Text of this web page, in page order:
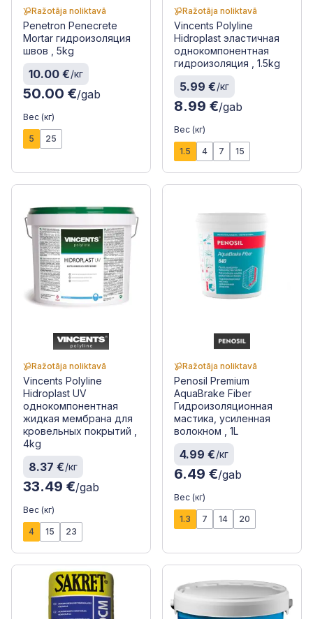
Ražotāja noliktavā
Penetron Penecrete
Mortar гидроизоляция
швов , 5kg
10.00 €/кг
50.00 €/gab
Вес (кг)
5 25
Ražotāja noliktavā
Vincents Polyline
Hidroplast эластичная
однокомпонентная
гидроизоляция , 1.5kg
5.99 €/кг
8.99 €/gab
Вес (кг)
1.5 4 7 15
Ražotāja noliktavā
Vincents Polyline
Hidroplast UV
однокомпонентная
жидкая мембрана для
кровельных покрытий ,
4kg
8.37 €/кг
33.49 €/gab
Вес (кг)
4 15 23
Ražotāja noliktavā
Penosil Premium
AquaBrake Fiber
Гидроизоляционная
мастика, усиленная
волокном , 1L
4.99 €/кг
6.49 €/gab
Вес (кг)
1.3 7 14 20